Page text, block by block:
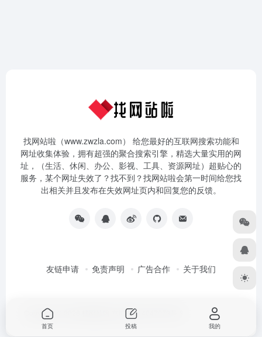
找网站啦（www.zwzla.com） 给您最好的互联网搜索功能和
网址收集体验，拥有超强的聚合搜索引擎，精选大量实用的网
址，（生活、休闲、办公、影视、工具、资源网址）超贴心的
服务，某个网址失效了？找不到？找网站啦会第一时间给您找
出相关并且发布在失效网址页内和回复您的反馈。
友链申请 免责声明 广告合作 关于我们
Copyright © 2026 京ICP备14047079号-3
首页 投稿 我的